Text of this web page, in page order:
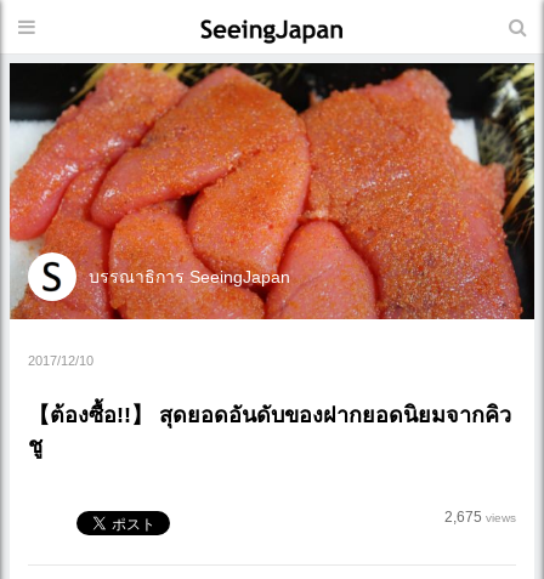
บรรณาธิการ SeeingJapan
2017/12/10
【ต้องซื้อ!!】 สุดยอดอันดับของฝากยอดนิยมจากคิว
ชู
2,675 views